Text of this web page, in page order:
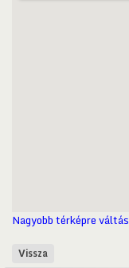
Nagyobb térképre váltás
Vissza